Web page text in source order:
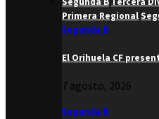
Primera Regional
Segunda B
El Orihuela CF
7 agosto, 2026
Segunda B